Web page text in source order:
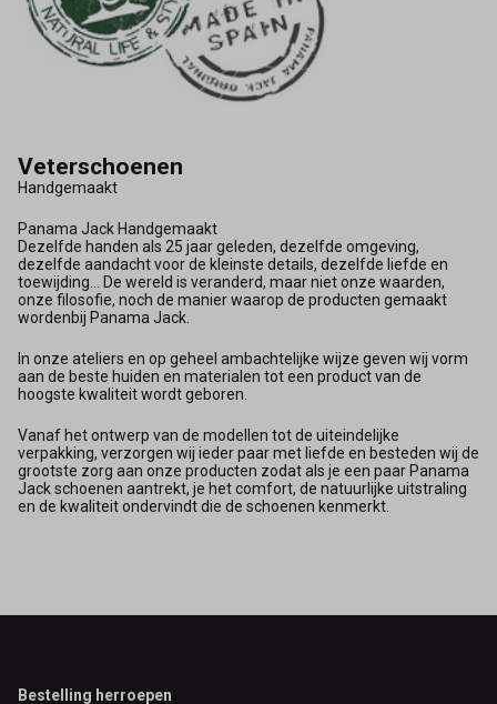
Veterschoenen
Handgemaakt
Panama Jack Handgemaakt
Dezelfde handen als 25 jaar geleden, dezelfde omgeving,
dezelfde aandacht voor de kleinste details, dezelfde liefde en
toewijding... De wereld is veranderd, maar niet onze waarden,
onze filosofie, noch de manier waarop de producten gemaakt
wordenbij Panama Jack.
In onze ateliers en op geheel ambachtelijke wijze geven wij vorm
aan de beste huiden en materialen tot een product van de
hoogste kwaliteit wordt geboren.
Vanaf het ontwerp van de modellen tot de uiteindelijke
verpakking, verzorgen wij ieder paar met liefde en besteden wij de
grootste zorg aan onze producten zodat als je een paar Panama
Jack schoenen aantrekt, je het comfort, de natuurlijke uitstraling
en de kwaliteit ondervindt die de schoenen kenmerkt.
Footer
Bestelling herroepen